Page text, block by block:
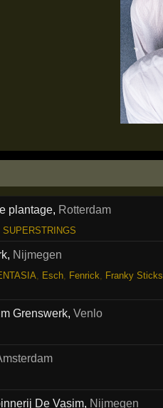
plantage, Rotterdam
SUPERSTRINGS
, Nijmegen
Esch, Fenrick Franky Sticks
Grenswerk,Venlo
De Vasim, Nijmegen